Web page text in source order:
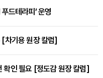
드테라피’ 운영
[차기용 원장 칼럼]
확인 필요 [정도감 원장 칼럼]